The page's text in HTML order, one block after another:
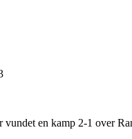
en kamp 2-1 over